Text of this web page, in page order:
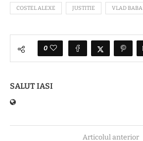
COSTEL ALEXE JUSTITIE VLAD BABA
0
SALUT IASI
Articolul anterior